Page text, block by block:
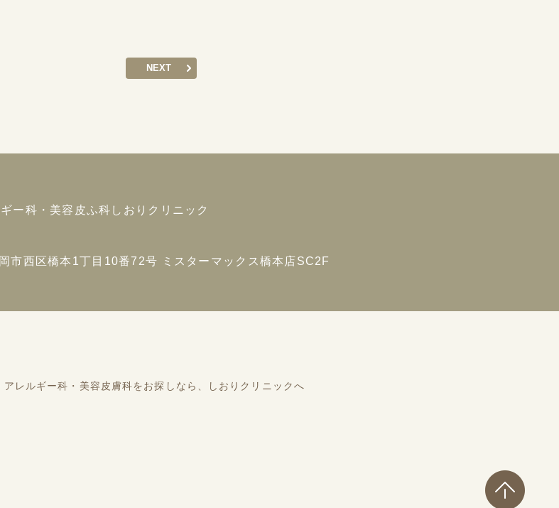
NEXT
ー科・美容皮ふ科 しおりクリニック
市西区橋本1丁目10番72号 ミスターマックス橋本店SC2F
アレルギー科・美容皮膚科をお探しなら、 しおりクリニックへ